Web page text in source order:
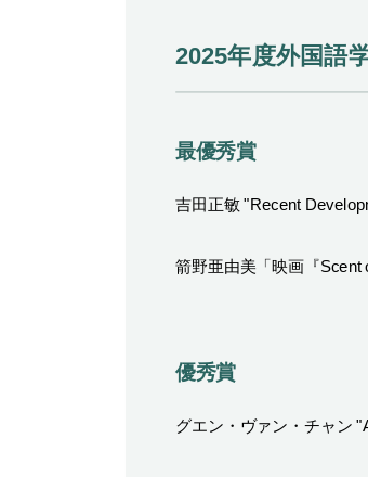
2025年度外国語
最優秀賞
吉田正敏 "Recent
箭野亜由美「映画『Scent
優秀賞
グエン・ヴァン・チャン